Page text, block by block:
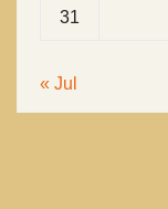
31
« Jul